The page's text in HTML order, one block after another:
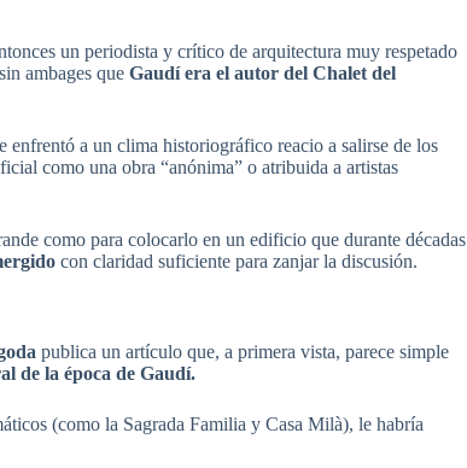
un periodista y crítico de arquitectura muy respetado
ambages que Gaudí era el autor del Chalet del
enfrentó a un clima historiográfico reacio a salirse de los
como una obra “anónima” o atribuida a artistas
como para colocarlo en un edificio que durante décadas
con claridad suficiente para zanjar la discusión.
publica un artículo que, a primera vista, parece simple
de la época de Gaudí.
(como la Sagrada Familia y Casa Milà), le habría